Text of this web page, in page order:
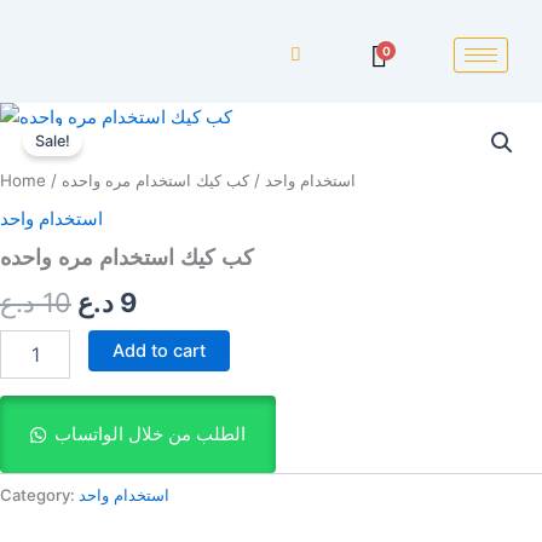
0
Sale!
Home / استخدام واحد / كب كيك استخدام مره واحده
استخدام واحد
كب كيك استخدام مره واحده
10 د.ع
Original
price
was:
10 د.ع.
9 د.ع
Current
price
9 د.ع.
كب
استخدام
مره
واحده
quantity
Add to cart
الطلب من خلال الواتساب
Category: استخدام واحد